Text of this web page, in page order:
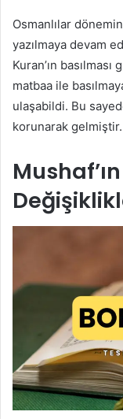
Osmanlılar
yazılmaya devam
Kuran’ın
matbaa ile
ulaşabildi. Bu
korunarak gelmiştir.